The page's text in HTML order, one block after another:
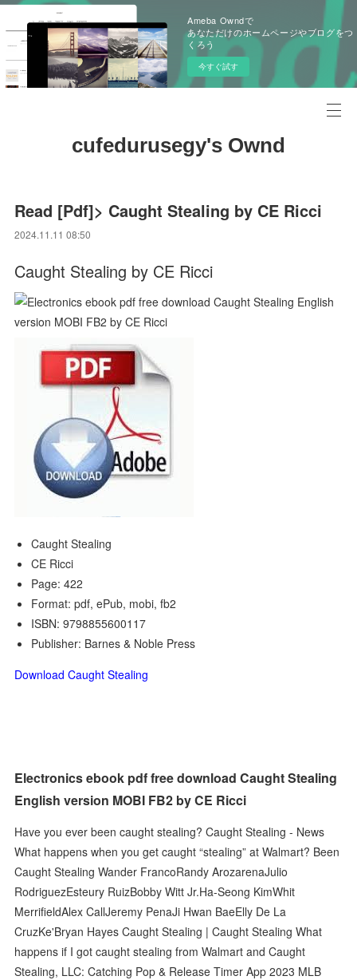
Ameba Owndで
あなただけのホームページやブログをつ
くろう
今すぐ試す
cufedurusegy's Ownd
Read [Pdf]> Caught Stealing by CE Ricci
2024.11.11 08:50
Caught Stealing by CE Ricci
Caught Stealing
CE Ricci
Page: 422
Format: pdf, ePub, mobi, fb2
ISBN: 9798855600117
Publisher: Barnes & Noble Press
Download Caught Stealing
Electronics ebook pdf free download Caught Stealing
English version MOBI FB2 by CE Ricci
Have you ever been caught stealing? Caught Stealing - News
What happens when you get caught “stealing” at Walmart? Been
Caught Stealing Wander FrancoRandy ArozarenaJulio
RodriguezEsteury RuizBobby Witt Jr.Ha-Seong KimWhit
MerrifieldAlex CallJeremy PenaJi Hwan BaeElly De La
CruzKe'Bryan Hayes Caught Stealing | Caught Stealing What
happens if I got caught stealing from Walmart and Caught
Stealing, LLC: Catching Pop & Release Timer App 2023 MLB